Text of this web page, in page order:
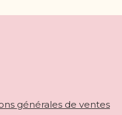
générales de ventes